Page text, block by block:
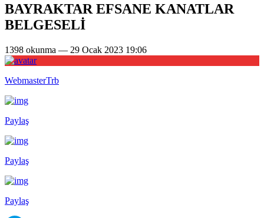
BAYRAKTAR EFSANE KANATLAR
BELGESELİ
1398 okunma — 29 Ocak 2023 19:06
WebmasterTrb
Paylaş
Paylaş
Paylaş